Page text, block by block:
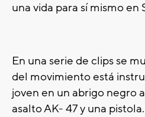
una vida para sí mismo en
En una serie de clips se
del movimiento está
joven en un abrigo negro
asalto AK- 47 y una